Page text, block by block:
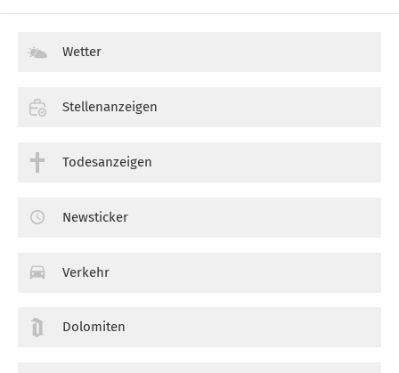
Wetter
Stellenanzeigen
Todesanzeigen
Newsticker
Verkehr
Dolomiten